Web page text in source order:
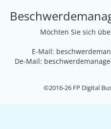
Möchten Sie sich
E-Mail:
De-Mail:
©2016-26 FP Digital